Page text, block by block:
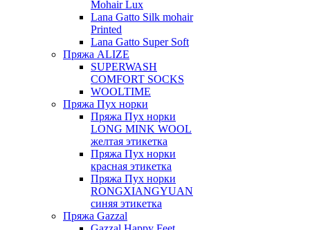
Mohair Lux
Lana Gatto Silk mohair
Printed
Lana Gatto Super Soft
Пряжа ALIZE
SUPERWASH
COMFORT SOCKS
WOOLTIME
Пряжа Пух норки
Пряжа Пух норки
LONG MINK WOOL
желтая этикетка
Пряжа Пух норки
красная этикетка
Пряжа Пух норки
RONGXIANGYUAN
синяя этикетка
Пряжа Gazzal